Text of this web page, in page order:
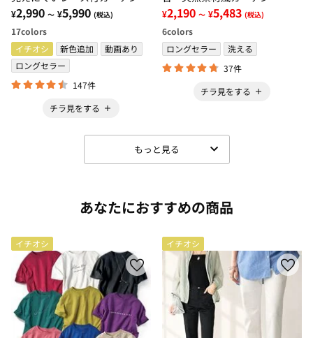
ット＜４枚組・遮光１級・洗え
る・無地＞
¥2,990 ～ ¥5,990 (税込)
17colors
イチオシ
新色追加
動画あり
ロングセラー
147件
チラ見をする
¥2,190 ～ ¥5,483 (税込)
6colors
ロングセラー
洗える
37件
チラ見をする
もっと見る
あなたにおすすめの商品
イチオシ イチオシ